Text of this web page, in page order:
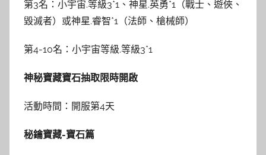
第3名：小宇宙.等級3*1、神星.英勇*1（戰士、遊俠、
毀滅者）或神星.睿智*1（法師、槍械師）
第4-10名：小宇宙等級.等級3*1
神秘寶藏寶石抽取限時開啟
活動時間：開服第4天
秘鑰寶藏-寶石篇